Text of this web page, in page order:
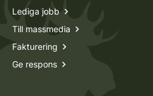
Lediga jobb
Till massmedia
Fakturering
Ge respons